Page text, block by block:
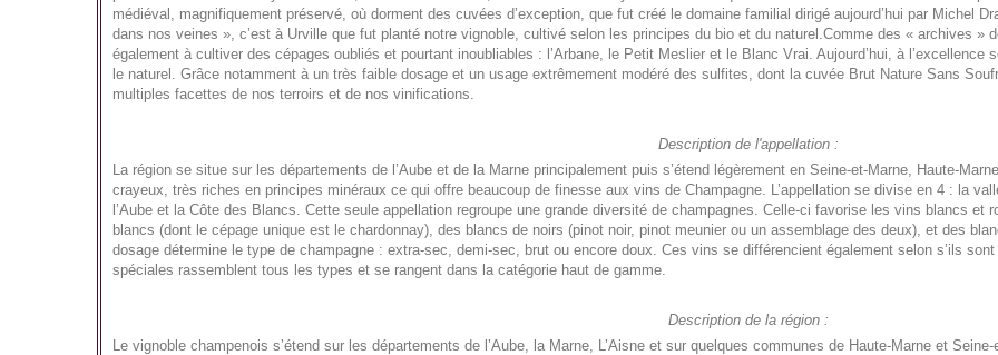
médiéval, magnifiquement préservé, où dorment des cuvées d’exception, que fut créé le domaine familial dirigé aujourd’hui par Michel
dans nos veines », c’est à Urville que fut planté notre vignoble, cultivé selon les principes du bio et du naturel.Comme des « archives »
également à cultiver des cépages oubliés et pourtant inoubliables : l’Arbane, le Petit Meslier et le Blanc Vrai. Aujourd’hui, à l’excellence
le naturel. Grâce notamment à un très faible dosage et un usage extrêmement modéré des sulfites, dont la cuvée Brut Nature Sans
multiples facettes de nos terroirs et de nos vinifications.
Description de l'appellation :
La région se situe sur les départements de l’Aube et de la Marne principalement puis s’étend légèrement en Seine-et-Marne, Haute-
crayeux, très riches en principes minéraux ce qui offre beaucoup de finesse aux vins de Champagne. L’appellation se divise en 4 : la
l’Aube et la Côte des Blancs. Cette seule appellation regroupe une grande diversité de champagnes. Celle-ci favorise les vins blancs
blancs (dont le cépage unique est le chardonnay), des blancs de noirs (pinot noir, pinot meunier ou un assemblage des deux), et des
dosage détermine le type de champagne : extra-sec, demi-sec, brut ou encore doux. Ces vins se différencient également selon s’ils
spéciales rassemblent tous les types et se rangent dans la catégorie haut de gamme.
Description de la région :
Le vignoble champenois s’étend sur les départements de l’Aube, la Marne, L’Aisne et sur quelques communes de Haute-Marne et